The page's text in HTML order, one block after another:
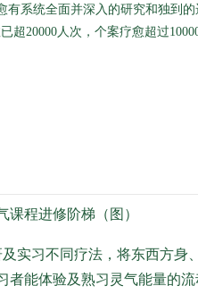
有系统全面并深入的研究和独到
超20000人次，个案疗愈超过
课程进修阶梯（图）
实习不同疗法，将东西方
能体验及熟习灵气能量的